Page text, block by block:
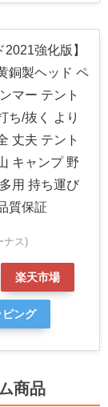
2021強化版】
銅製ヘッド ペ
マー テント
ち/抜く より
丈夫 テント
キャンプ 野
用 持ち運び
質保証
ナス)
楽天市場
ング
商品